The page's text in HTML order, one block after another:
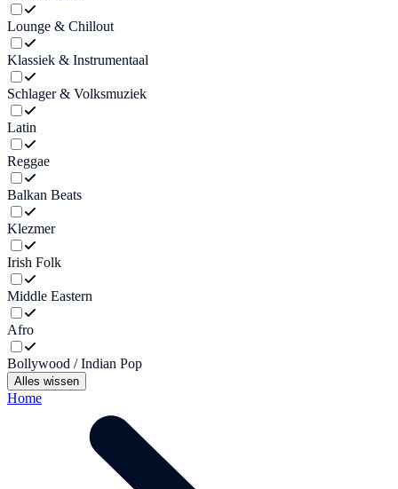
Lounge & Chillout
Klassiek & Instrumentaal
Schlager & Volksmuziek
Latin
Reggae
Balkan Beats
Klezmer
Irish Folk
Middle Eastern
Afro
Bollywood / Indian Pop
Alles wissen
Home